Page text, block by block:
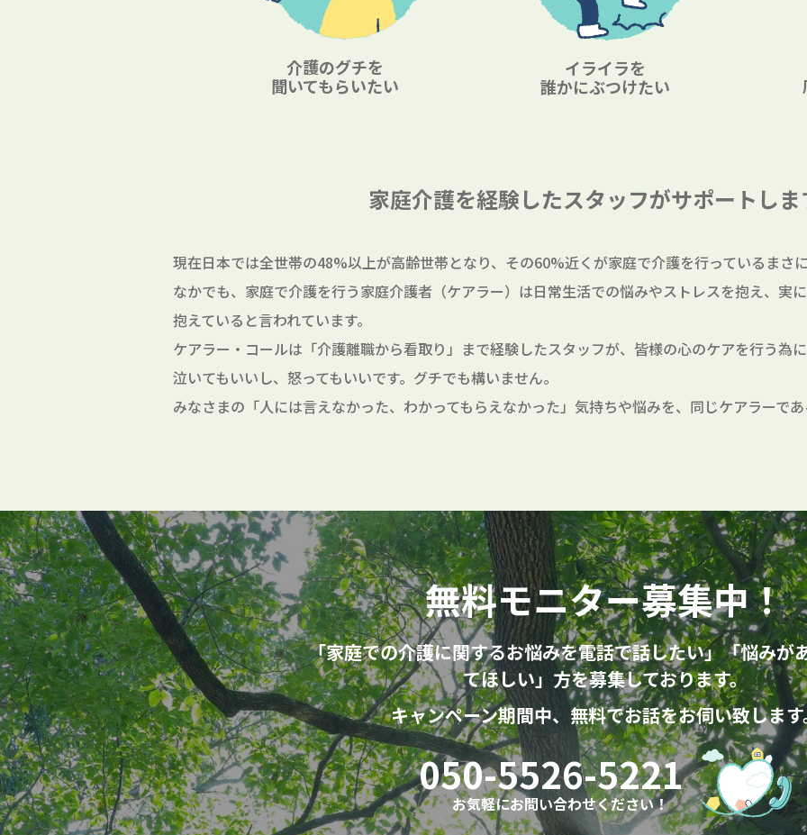
介護のグチを
聞いてもらいたい
イライラを
誰かにぶつけたい
家庭介護を経験したスタッフがサポートしま
現在日本では全世帯の48%以上が高齢世帯となり、その60%近くが家庭で介護を行っているまさ
なかでも、家庭で介護を行う家庭介護者（ケアラー）は日常生活での悩みやストレスを抱え、実
抱えていると言われています。
ケアラー・コールは「介護離職から看取り」まで経験したスタッフが、皆様の心のケアを行う為
泣いてもいいし、怒ってもいいです。グチでも構いません。
みなさまの「人には言えなかった、わかってもらえなかった」気持ちや悩みを、同じケアラーで
無料モニター募集中！
「家庭での介護に関するお悩みを電話で話したい」「悩みが
てほしい」方を募集しております。
キャンペーン期間中、無料でお話をお伺い致します
050-5526-5221
お気軽にお問い合わせください！